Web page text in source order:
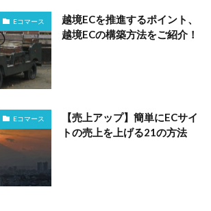
Eコマース
越境ECを推進するポイント、
越境ECの構築方法をご紹介！
Eコマース
【売上アップ】簡単にECサイ
トの売上を上げる21の方法